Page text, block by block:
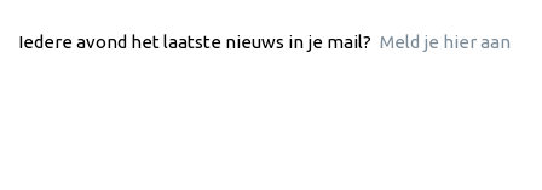
Iedere avond het laatste nieuws in je mail? Meld je hier aan